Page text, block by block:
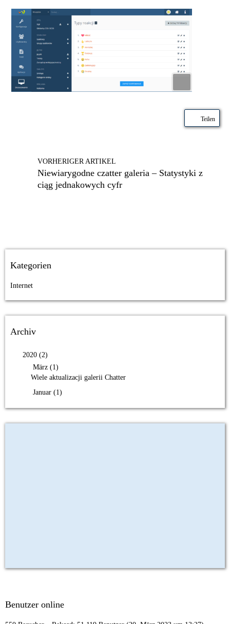
Teilen
VORHERIGER ARTIKEL
Niewiarygodne czatter galeria – Statystyki z
ciąg jednakowych cyfr
Kategorien
Internet
Archiv
2020 (2)
März (1)
Wiele aktualizacji galerii Chatter
Januar (1)
Benutzer online